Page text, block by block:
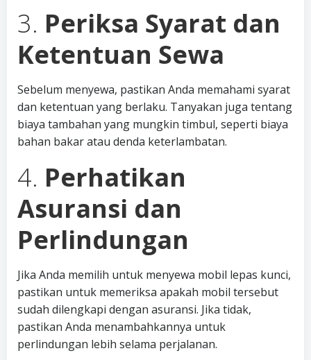
3. Periksa Syarat dan
Ketentuan Sewa
Sebelum menyewa, pastikan Anda memahami syarat
dan ketentuan yang berlaku. Tanyakan juga tentang
biaya tambahan yang mungkin timbul, seperti biaya
bahan bakar atau denda keterlambatan.
4. Perhatikan
Asuransi dan
Perlindungan
Jika Anda memilih untuk menyewa mobil lepas kunci,
pastikan untuk memeriksa apakah mobil tersebut
sudah dilengkapi dengan asuransi. Jika tidak,
pastikan Anda menambahkannya untuk
perlindungan lebih selama perjalanan.